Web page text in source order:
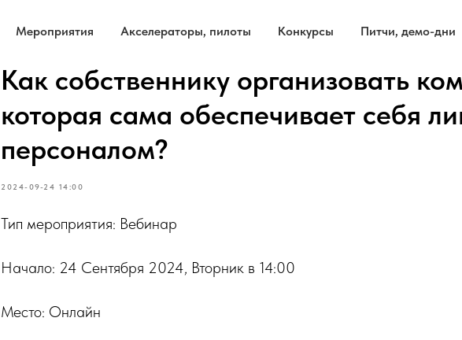
Мероприятия Акселераторы, пилоты Конкурсы Питчи, демо-дни
Как собственнику организовать
которая сама обеспечивает себя
персоналом?
2024-09-24 14:00
Тип мероприятия: Вебинар
Начало: 24 Сентября 2024, Вторник в 14:00
Место: Онлайн